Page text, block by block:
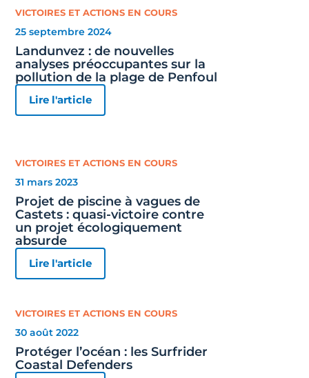
VICTOIRES ET ACTIONS EN COURS
25 septembre 2024
Landunvez : de nouvelles
analyses préoccupantes sur la
pollution de la plage de Penfoul
Lire l'article
VICTOIRES ET ACTIONS EN COURS
31 mars 2023
Projet de piscine à vagues de
Castets : quasi-victoire contre
un projet écologiquement
absurde
Lire l'article
VICTOIRES ET ACTIONS EN COURS
30 août 2022
Protéger l’océan : les Surfrider
Coastal Defenders